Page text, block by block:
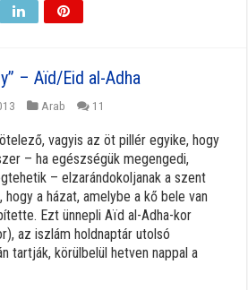
– Aïd/Eid al-Adha
Arab 11
vagyis az öt pillér egyike, hogy
– ha egészségük megengedi,
– elzarándokoljanak a szent
a házat, amelybe a kő bele van
Ezt ünnepli Aïd al-Adha-kor
az iszlám holdnaptár utolsó
tartják, körülbelül hetven nappal a